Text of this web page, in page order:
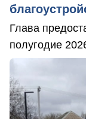
Глава
полугодие